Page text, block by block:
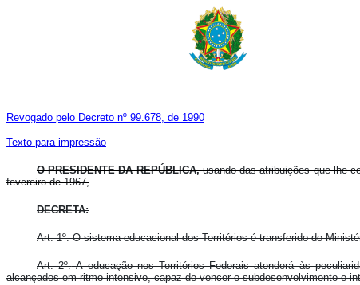
Revogado pelo Decreto nº 99.678, de 1990
Texto para impressão
O PRESIDENTE DA REPÚBLICA,usando das atribuições que lhe
fevereiro de 1967,
DECRETA:
Art. 1º.O sistema educacional dos Territórios é transferido do
Art. 2º.A educação nos Territórios Federais atenderá às
alcançados em ritmo intensivo, capaz de vencer o subdesenvolvimento e